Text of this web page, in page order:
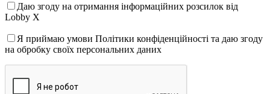
Даю згоду на отримання інформаційних розсилок від
Lobby X
Я приймаю умови Політики конфіденційності та даю згоду
на обробку своїх персональних даних